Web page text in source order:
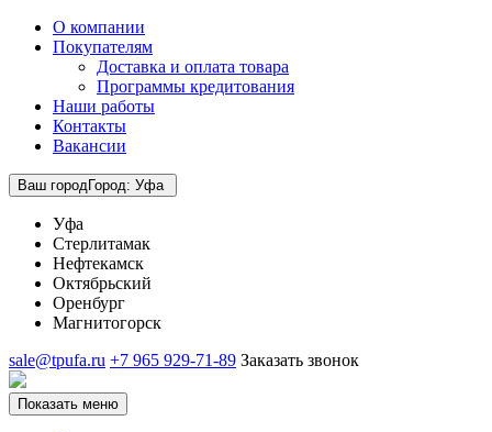
О компании
Покупателям
Доставка и оплата товара
Программы кредитования
Наши работы
Контакты
Вакансии
Ваш городГород: Уфа
Уфа
Стерлитамак
Нефтекамск
Октябрьский
Оренбург
Магнитогорск
sale@tpufa.ru +7 965 929-71-89 Заказать звонок
Показать меню